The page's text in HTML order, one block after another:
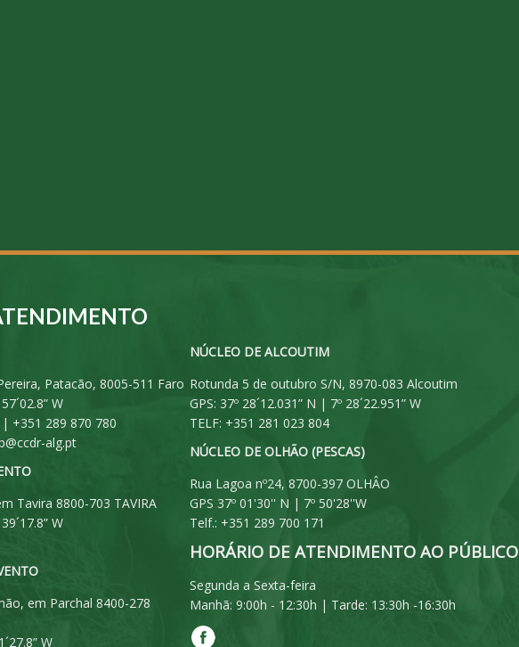
Patacão, 8005-511 Faro
W
| +351 289 870 780
alg.pt
Tavira 8800-703 TAVIRA
W
em Parchal 8400-278
W
NÚCLEO DE ALCOUTIM
Rotunda 5 de outubro S/N, 8970-083 Alcoutim
GPS: 37º 28´12.031” N | 7º 28´22.951” W
TELF: +351 281 023 804
NÚCLEO DE OLHÃO (PESCAS)
Rua Lagoa nº24, 8700-397 OLHÂO
GPS 37º 01'30'' N | 7º 50'28''W
Telf.: +351 289 700 171
HORÁRIO DE ATENDIMENTO AO PÚBLICO
Segunda a Sexta-feira
Manhã: 9:00h - 12:30h | Tarde: 13:30h -16:30h